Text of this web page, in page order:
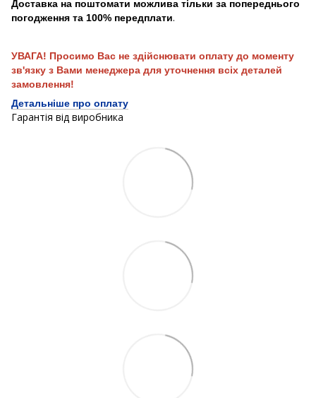
Доставка на поштомати можлива тільки за попереднього
погодження та 100% передплати.
УВАГА! Просимо Вас не здійснювати оплату до моменту
зв'язку з Вами менеджера для уточнення всіх деталей
замовлення!
Детальніше про оплату
Гарантія від виробника